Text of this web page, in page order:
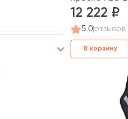
12 222
5.0 отзывов
В корзину